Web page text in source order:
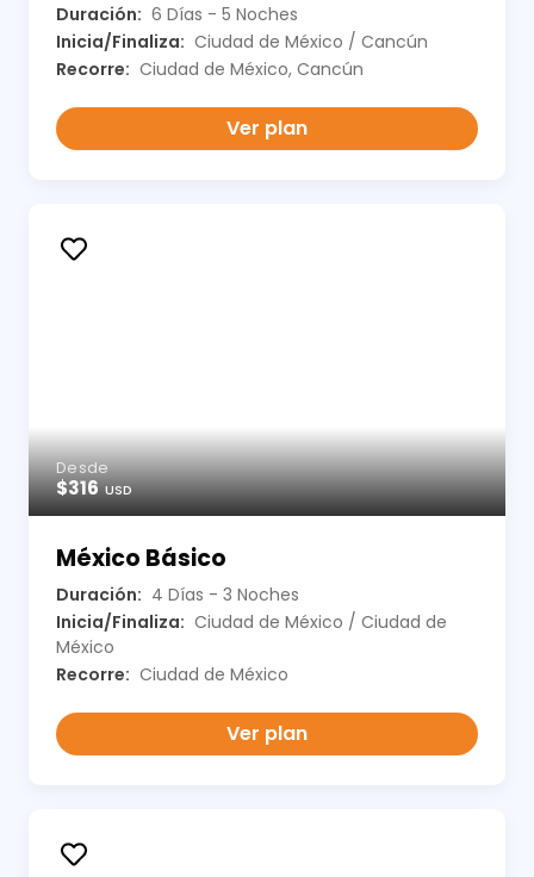
Duración: 6 Días - 5 Noches
Inicia/Finaliza: Ciudad de México / Cancún
Recorre: Ciudad de México, Cancún
Ver plan
Desde
$316USD
México Básico
Duración: 4 Días - 3 Noches
Inicia/Finaliza: Ciudad de México / Ciudad de
México
Recorre: Ciudad de México
Ver plan